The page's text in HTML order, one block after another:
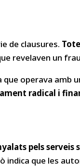
de clausures.
revelaven un
operava amb
radical i
pels serveis
indica que les